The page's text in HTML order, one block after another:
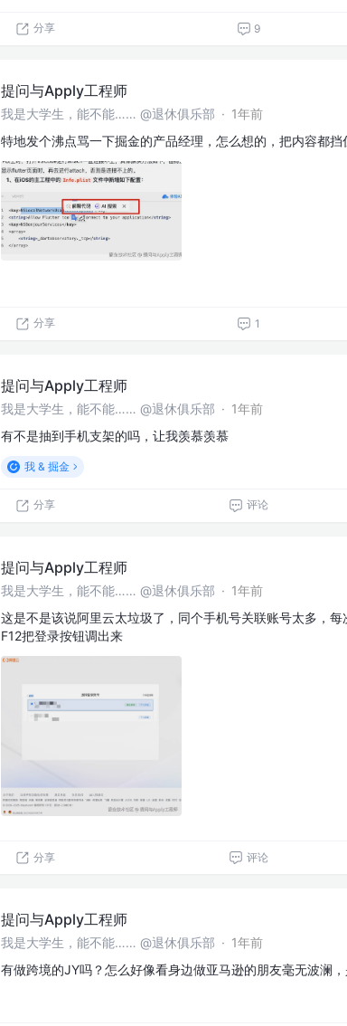
分享 9
提问与Apply工程师
我是大学生，能不能…… @退休俱乐部 · 1年前
特地发个沸点骂一下掘金的产品经理，怎么想的，把内容都
分享 1
提问与Apply工程师
我是大学生，能不能…… @退休俱乐部 · 1年前
有不是抽到手机支架的吗，让我羡慕羡慕
我 & 掘金
分享 评论
提问与Apply工程师
我是大学生，能不能…… @退休俱乐部 · 1年前
这是不是该说阿里云太垃圾了，同个手机号关联账号太多，
F12把登录按钮调出来
分享 评论
提问与Apply工程师
我是大学生，能不能…… @退休俱乐部 · 1年前
有做跨境的JY吗？怎么好像看身边做亚马逊的朋友毫无波澜